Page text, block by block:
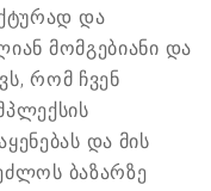
და
მომგებიანი და
რომ ჩვენ
და მის
ბაზარზე